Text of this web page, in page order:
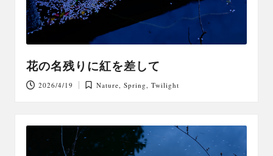
花の名残りに紅を差して
2026/4/19
Posted
Nature ,Spring ,Twilight